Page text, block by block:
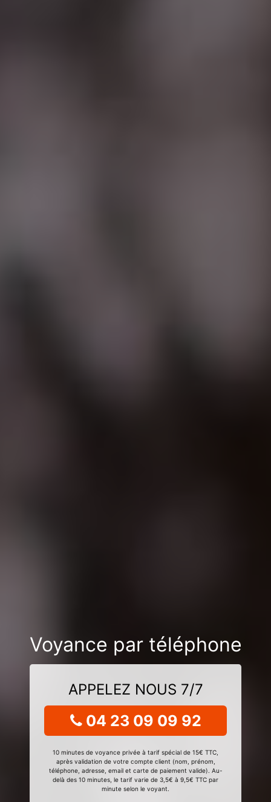
Voyance par téléphone
APPELEZ NOUS 7/7
04 23 09 09 92
10 minutes de voyance privée à tarif spécial de 15€ TTC,
après validation de votre compte client (nom, prénom,
téléphone, adresse, email et carte de paiement valide). Au-
delà des 10 minutes, le tarif varie de 3,5€ à 9,5€ TTC par
minute selon le voyant.